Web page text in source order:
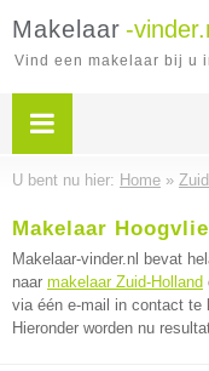
Makelaar -
Vind een makelaar bij u
U bent nu hier: Home »
Makelaar
Makelaar-vinder.nl bevat
naar makelaar Zuid-Holland
via één e-mail in contact te
Hieronder worden nu